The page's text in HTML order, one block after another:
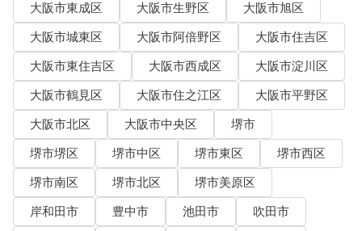
大阪市東成区
大阪市生野区
大阪市旭区
大阪市城東区
大阪市阿倍野区
大阪市住吉区
大阪市東住吉区
大阪市西成区
大阪市淀川区
大阪市鶴見区
大阪市住之江区
大阪市平野区
大阪市北区
大阪市中央区
堺市
堺市堺区
堺市中区 堺市東区
堺市西区
堺市南区
堺市北区
堺市美原区
岸和田市
豊中市 池田市
吹田市